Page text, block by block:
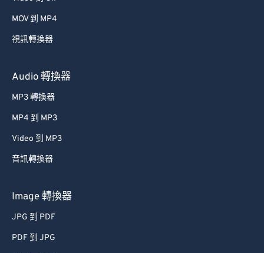
MOV 到 MP4
視訊轉換器
Audio 轉換器
MP3 轉換器
MP4 到 MP3
Video 到 MP3
音訊轉換器
Image 轉換器
JPG 到 PDF
PDF 到 JPG